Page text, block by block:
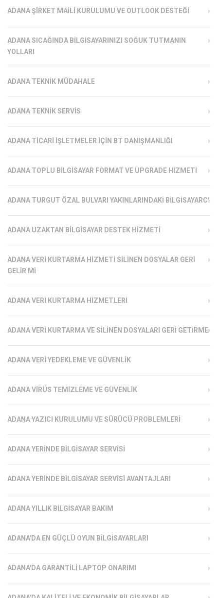
ADANA ŞIRKET MAILI KURULUMU VE OUTLOOK DESTEĞI
ADANA SICAĞINDA BILGISAYARINIZI SOĞUK TUTMANIN
YOLLARI
ADANA TEKNIK MÜDAHALE
ADANA TEKNIK SERVIS
ADANA TICARI İŞLETMELER İÇIN BT DANIŞMANLIĞI
ADANA TOPLU BILGISAYAR FORMAT VE UPGRADE HIZMETI
ADANA TURGUT ÖZAL BULVARI YAKINLARINDAKI BILGISAYARCI
ADANA UZAKTAN BILGISAYAR DESTEK HIZMETI
ADANA VERI KURTARMA HIZMETI SILINEN DOSYALAR GERI
GELIR MI
ADANA VERI KURTARMA HIZMETLERI
ADANA VERI KURTARMA VE SILINEN DOSYALARI GERI GETIRME
ADANA VERI YEDEKLEME VE GÜVENLIK
ADANA VIRÜS TEMIZLEME VE GÜVENLIK
ADANA YAZICI KURULUMU VE SÜRÜCÜ PROBLEMLERI
ADANA YERINDE BILGISAYAR SERVISI
ADANA YERINDE BILGISAYAR SERVISI AVANTAJLARI
ADANA YILLIK BILGISAYAR BAKIM
ADANA'DA EN GÜÇLÜ OYUN BILGISAYARLARI
ADANA'DA GARANTILI LAPTOP ONARIMI